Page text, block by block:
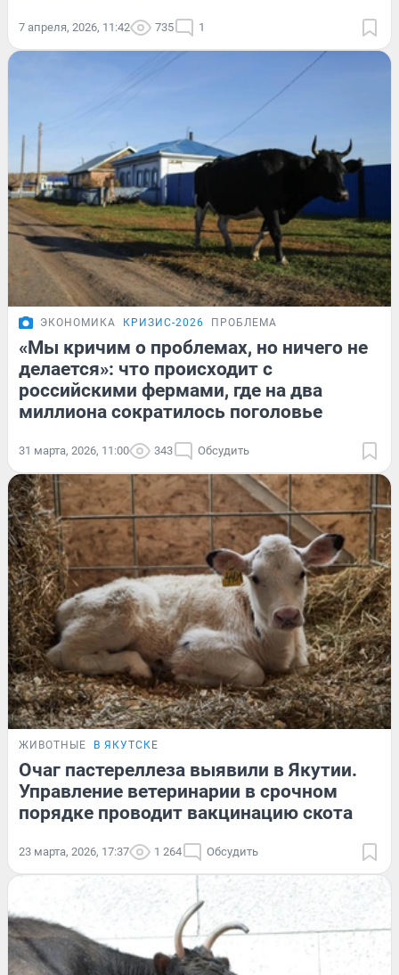
7 апреля, 2026, 11:42 735 1
ЭКОНОМИКА КРИЗИС-2026 ПРОБЛЕМА
«Мы кричим о проблемах, но ничего не
делается»: что происходит с
российскими фермами, где на два
миллиона сократилось поголовье
31 марта, 2026, 11:00 343 Обсудить
ЖИВОТНЫЕ В ЯКУТСКЕ
Очаг пастереллеза выявили в Якутии.
Управление ветеринарии в срочном
порядке проводит вакцинацию скота
23 марта, 2026, 17:37 1 264 Обсудить